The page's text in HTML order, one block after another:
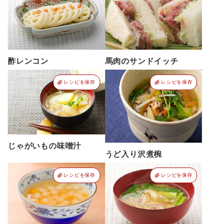
酢レンコン 馬肉のサンドイッチ
レシピを保存
じゃがいもの味噌汁
レシピを保存
うど入り沢煮椀
レシピを保存 レシピを保存